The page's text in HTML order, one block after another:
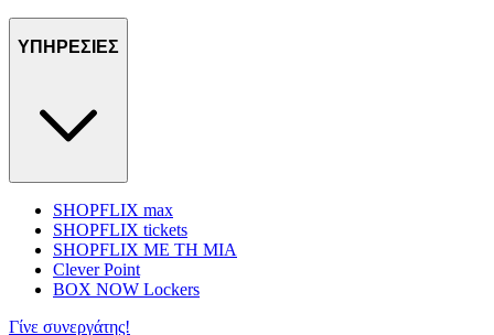
ΥΠΗΡΕΣΙΕΣ
SHOPFLIX max
SHOPFLIX tickets
SHOPFLIX ΜΕ ΤΗ ΜΙΑ
Clever Point
BOX NOW Lockers
Γίνε συνεργάτης!